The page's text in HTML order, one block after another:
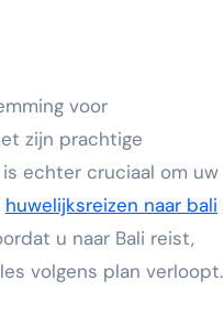
zijn prachtige
echter cruciaal om uw
huwelijksreizen naar bali
u naar Bali reist,
volgens plan verloopt.